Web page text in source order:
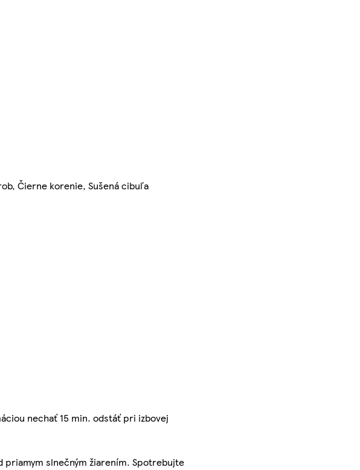
Čierne korenie, Sušená cibuľa
nechať 15 min. odstáť pri izbovej
priamym slnečným žiarením. Spotrebujte